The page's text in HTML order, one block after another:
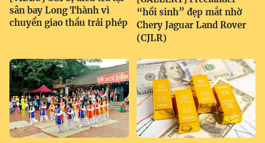
sân bay Long Thành vì
chuyển giao thầu trái phép
“hồi sinh” đẹp mắt nhờ
Chery Jaguar Land Rover
(CJLR)